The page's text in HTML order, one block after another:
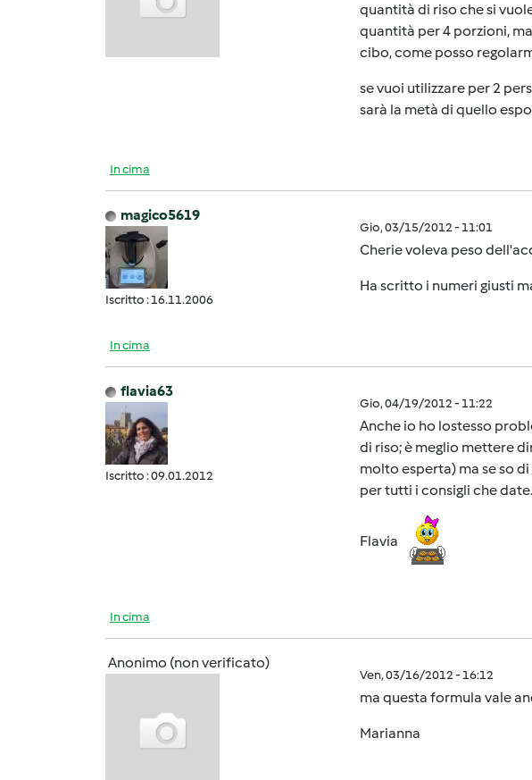
quantità di riso che si
quantità per 4 porzioni,
cibo, come posso
se vuoi utilizzare per 2
sarà la metà di quello
In cima
magico5619
Iscritto : 16.11.2006
Gio, 03/15/2012 - 11:01
Cherie voleva peso
Ha scritto i numeri giusti
In cima
flavia63
Iscritto : 09.01.2012
Gio, 04/19/2012 - 11:22
Anche io ho lostesso
di riso; è meglio mettere
molto esperta) ma se so
per tutti i consigli che date.
Flavia
In cima
Anonimo (non verificato)
Ven, 03/16/2012 - 16:12
ma questa formula vale
Marianna